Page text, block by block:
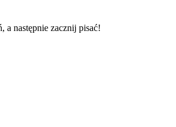
następnie zacznij pisać!